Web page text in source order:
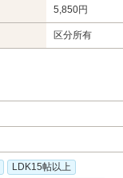
5,850円
区分所有
LDK15帖以上